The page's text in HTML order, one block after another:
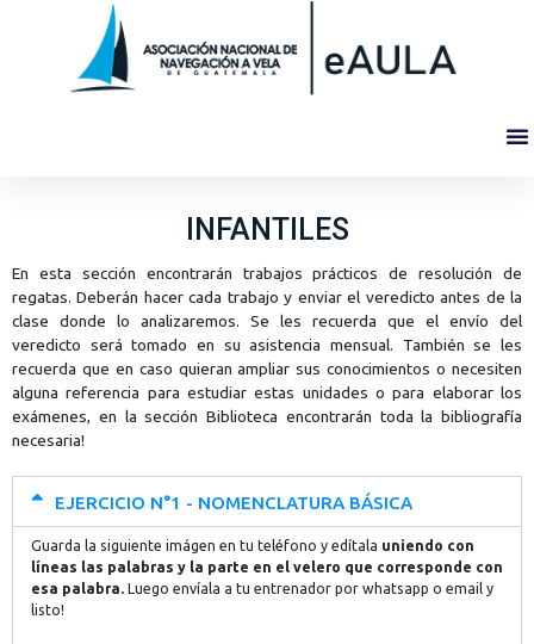
INFANTILES
En esta sección encontrarán trabajos prácticos de resolución de
regatas. Deberán hacer cada trabajo y enviar el veredicto antes de la
clase donde lo analizaremos. Se les recuerda que el envío del
veredicto será tomado en su asistencia mensual. También se les
recuerda que en caso quieran ampliar sus conocimientos o necesiten
alguna referencia para estudiar estas unidades o para elaborar los
exámenes, en la sección Biblioteca encontrarán toda la bibliografía
necesaria!
EJERCICIO N°1 - NOMENCLATURA BÁSICA
Guarda la siguiente imágen en tu teléfono y edítala uniendo con
líneas las palabras y la parte en el velero que corresponde con
esa palabra. Luego envíala a tu entrenador por whatsapp o email y
listo!